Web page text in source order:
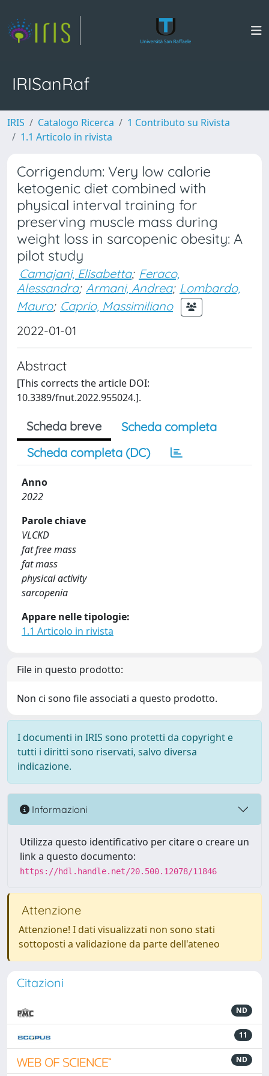
IRISanRaf
IRIS Catalogo Ricerca
1 Contributo su Rivista
1.1 Articolo in rivista
Corrigendum: Very low calorie
ketogenic diet combined with
physical interval training for
preserving muscle mass during
weight loss in sarcopenic obesity: A
pilot study
Camajani, Elisabetta; Feraco,
Alessandra; Armani, Andrea; Lombardo,
Mauro; Caprio, Massimiliano
2022-01-01
Abstract
[This corrects the article DOI:
10.3389/fnut.2022.955024.].
Scheda breve
Scheda completa
Scheda completa (DC)
Anno
2022
Parole chiave
VLCKD
fat free mass
fat mass
physical activity
sarcopenia
Appare nelle tipologie:
1.1 Articolo in rivista
File in questo prodotto:
Non ci sono file associati a questo prodotto.
I documenti in IRIS sono protetti da copyright e
tutti i diritti sono riservati, salvo diversa
indicazione.
Informazioni
Utilizza questo identificativo per citare o creare un
link a questo documento:
https://hdl.handle.net/20.500.12078/11846
Attenzione
Attenzione! I dati visualizzati non sono stati
sottoposti a validazione da parte dell'ateneo
Citazioni
ND
11
ND